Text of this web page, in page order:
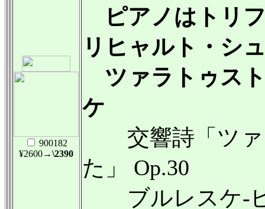
900182
¥2600→\2390
ピアノはトリ
リヒャルト・シ
ツァラトゥス
ケ
交響詩「ツァ
た」 Op.30
ブルレスケ-ピ